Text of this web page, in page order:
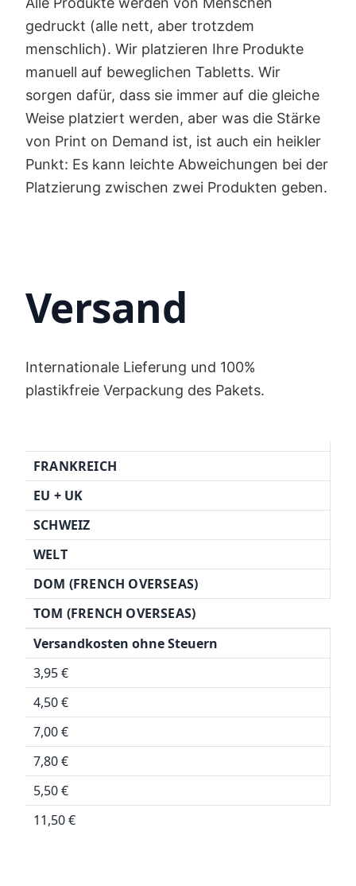
gedruckt (alle nett, aber trotzdem
menschlich). Wir platzieren Ihre Produkte
manuell auf beweglichen Tabletts. Wir
sorgen dafür, dass sie immer auf die gleiche
Weise platziert werden, aber was die Stärke
von Print on Demand ist, ist auch ein heikler
Punkt: Es kann leichte Abweichungen bei der
Platzierung zwischen zwei Produkten geben.
Versand
Internationale Lieferung und 100%
plastikfreie Verpackung des Pakets.
FRANKREICH
EU + UK
SCHWEIZ
WELT
DOM (FRENCH OVERSEAS)
TOM (FRENCH OVERSEAS)
Versandkosten ohne Steuern
3,95 €
4,50 €
7,00 €
7,80 €
5,50 €
11,50 €